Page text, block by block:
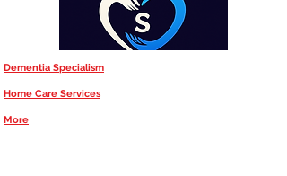
Dementia Specialism
Home Care Services
More